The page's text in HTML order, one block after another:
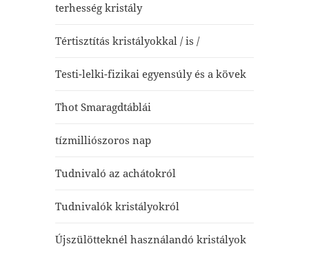
terhesség kristály
Tértisztítás kristályokkal / is /
Testi-lelki-fizikai egyensúly és a kövek
Thot Smaragdtáblái
tízmilliószoros nap
Tudnivaló az achátokról
Tudnivalók kristályokról
Újszülötteknél használandó kristályok